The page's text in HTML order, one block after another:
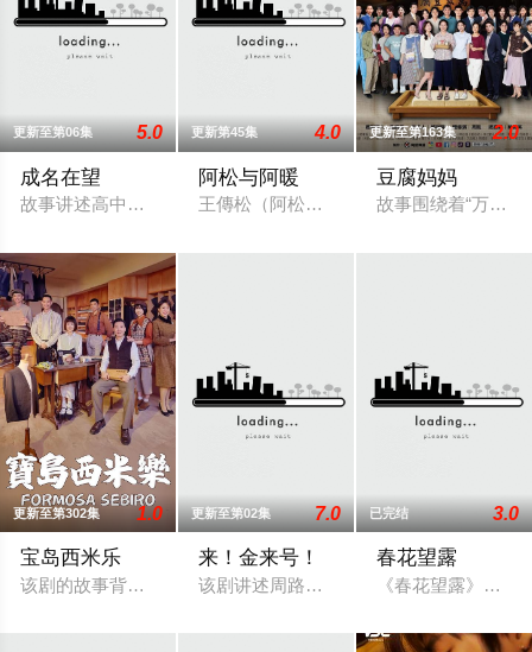
更新至第06集 5.0
成名在望
故事讲述高中好友陈志伟（李国毅 饰）、罗冠豪（姚淳耀 饰）
更新第45集 4.0
阿松与阿暖
王傳松（阿松）/ 柯叔元 飾演「他一輩子
更新至第163集 2.0
豆腐妈妈
故事围绕着“万家”
更新至第302集 1.0
宝岛西米乐
该剧的故事背景在五、六○年代，是以“女西装师”为主角的职人
更新至第02集 7.0
来！金来号！
该剧讲述周路勇（周兴哲 饰）一边努力
已完结 3.0
春花望露
《春花望露》为